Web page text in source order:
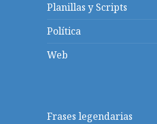
Planillas y Scripts
Política
Web
Frases legendarias